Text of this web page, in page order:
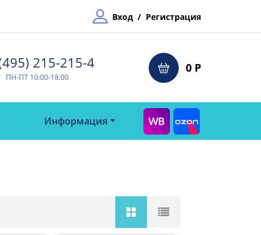
Вход / Регистрация
215-215-4⁠
ПН-ПТ 10:00-18:00
0 Р
Информация